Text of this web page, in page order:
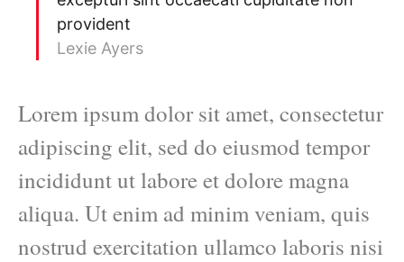
provident
Lexie Ayers
Lorem ipsum dolor sit amet, consectetur
adipiscing elit, sed do eiusmod tempor
incididunt ut labore et dolore magna
aliqua. Ut enim ad minim veniam, quis
nostrud exercitation ullamco laboris nisi